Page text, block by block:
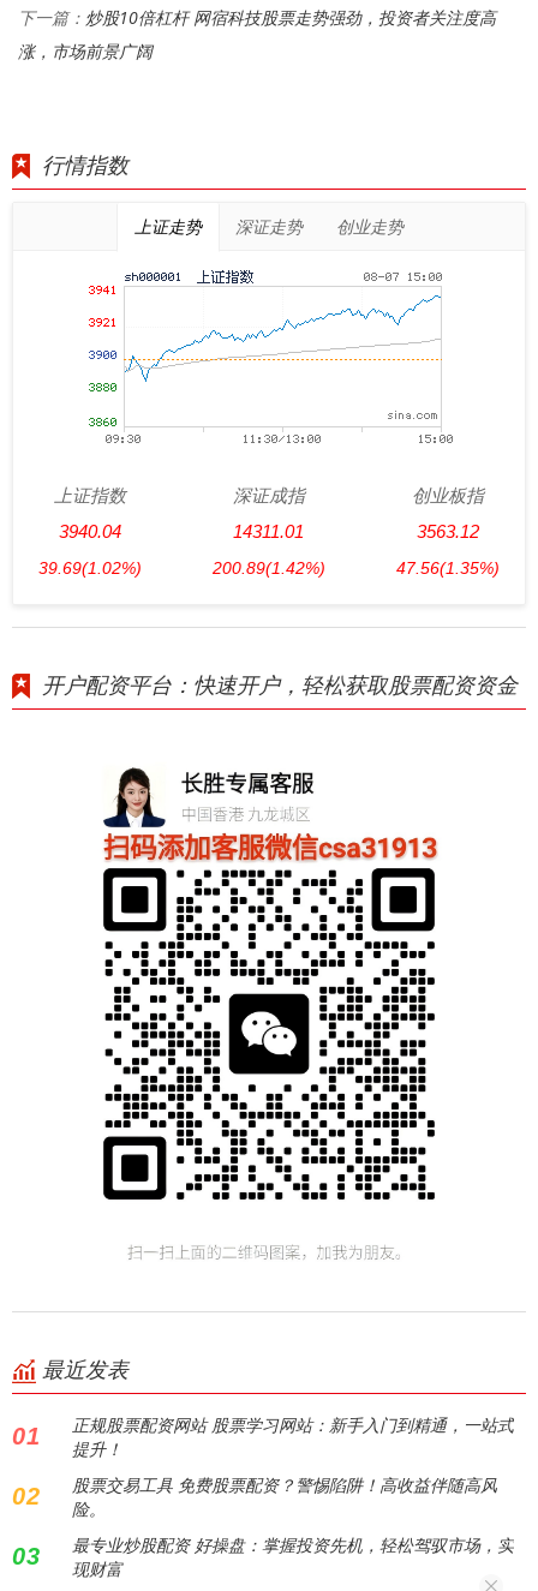
下一篇： 炒股10倍杠杆 网宿科技股票走势强劲，投资者关注度高
涨，市场前景广阔
行情指数
上证走势 深证走势 创业走势
上证指数
3940.04
39.69(1.02%)
深证成指
14311.01
200.89(1.42%)
创业板指
3563.12
47.56(1.35%)
开户配资平台：快速开户，轻松获取股票配资资金
最近发表
01
正规股票配资网站 股票学习网站：新手入门到精通，一站式
提升！
02
股票交易工具 免费股票配资？警惕陷阱！高收益伴随高风
险。
03
最专业炒股配资 好操盘：掌握投资先机，轻松驾驭市场，实
现财富